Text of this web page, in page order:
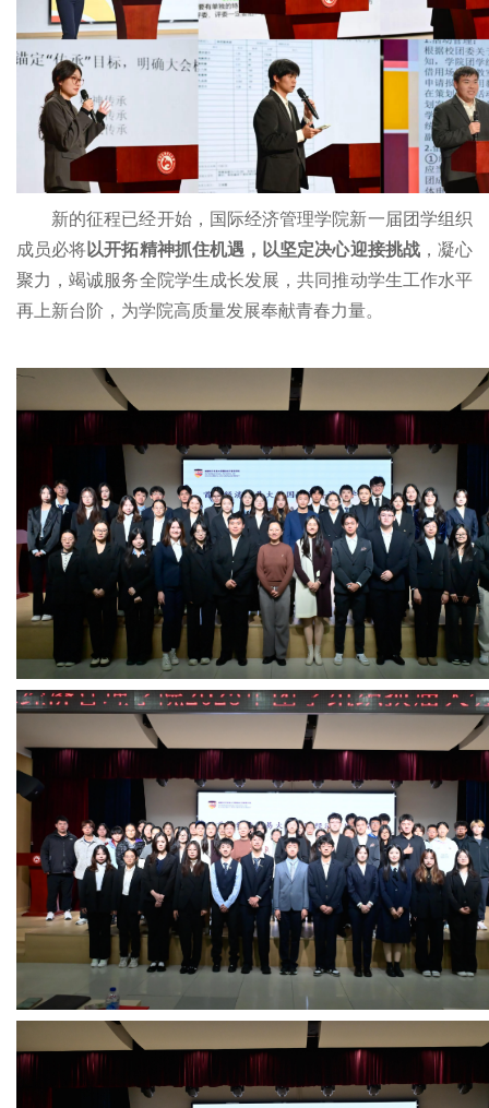
新的征程已经开始，国际经济管理学院新一届团学组织
成员必将以开拓精神抓住机遇，以坚定决心迎接挑战， 凝心
聚力，竭诚服务全院学生成长发展，共同推动学生工作水平
再上新台阶，为学院高质量发展奉献青春力量。